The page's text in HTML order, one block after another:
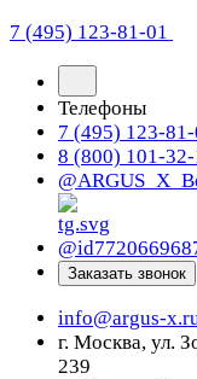
7 (495) 123-81-01
Телефоны
7 (495) 123-81-
8 (800) 101-
Заказать звонок
info@argus-
г. Москва, ул.
239